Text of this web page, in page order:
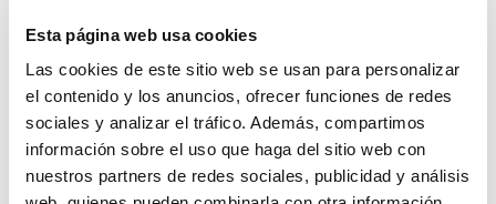
Esta página web usa cookies
Las cookies de este sitio web se usan para personalizar
el contenido y los anuncios, ofrecer funciones de redes
sociales y analizar el tráfico. Además, compartimos
información sobre el uso que haga del sitio web con
nuestros partners de redes sociales, publicidad y análisis
La Llum BC
Xirivella, Valencia
Buscamos jugadores para completar el
equipo Senior Preferente de La Llum